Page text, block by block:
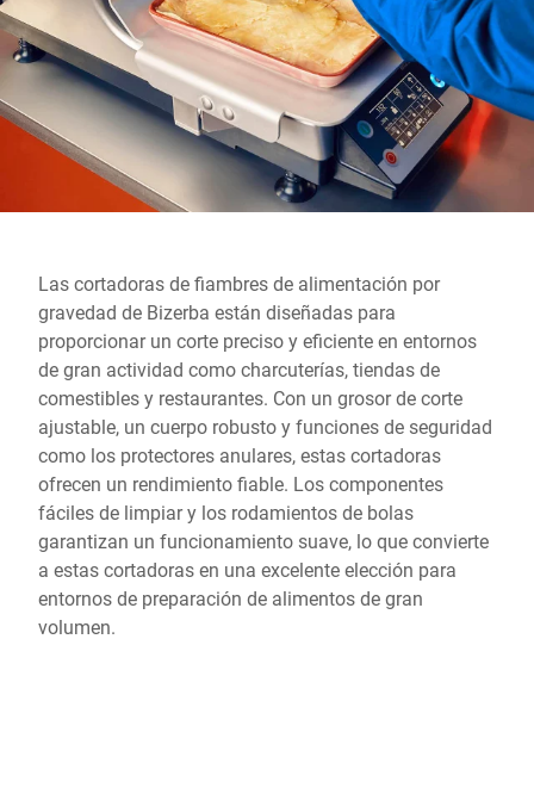
Sitio web global
Las cortadoras de fiambres de alimentación por
gravedad de Bizerba están diseñadas para
proporcionar un corte preciso y eficiente en entornos
de gran actividad como charcuterías, tiendas de
comestibles y restaurantes. Con un grosor de corte
ajustable, un cuerpo robusto y funciones de seguridad
como los protectores anulares, estas cortadoras
ofrecen un rendimiento fiable. Los componentes
fáciles de limpiar y los rodamientos de bolas
garantizan un funcionamiento suave, lo que convierte
a estas cortadoras en una excelente elección para
entornos de preparación de alimentos de gran
volumen.